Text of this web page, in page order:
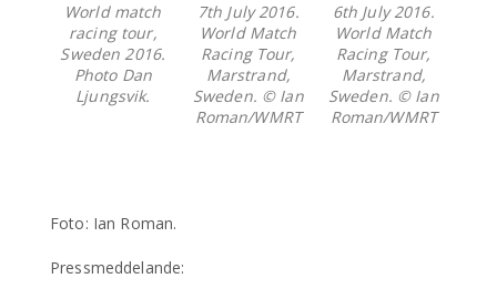
World match
racing tour,
Sweden 2016.
Photo Dan
Ljungsvik.
7th July 2016.
World Match
Racing Tour,
Marstrand,
Sweden. © Ian
Roman/WMRT
6th July 2016.
World Match
Racing Tour,
Marstrand,
Sweden. © Ian
Roman/WMRT
Foto: Ian Roman.
Pressmeddelande: